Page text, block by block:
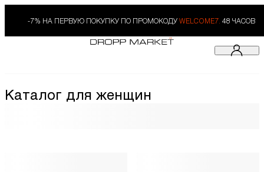
-7% НА ПЕРВУЮ ПОКУПКУ ПО ПРОМОКОДУ WELCOME7. 48 ЧАСОВ
Каталог для женщин